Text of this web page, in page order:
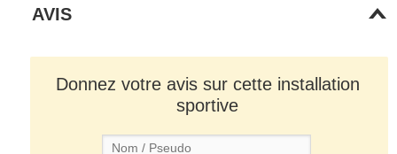
AVIS
Donnez votre avis sur cette installation
sportive